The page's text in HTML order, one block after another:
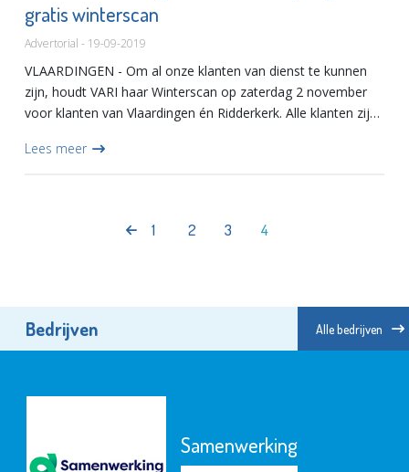
gratis winterscan
Advertorial - 19-09-2019
VLAARDINGEN - Om al onze klanten van dienst te kunnen
zijn, houdt VARI haar Winterscan op zaterdag 2 november
voor klanten van Vlaardingen én Ridderkerk. Alle klanten zijn
Lees meer
1 2 3 4
Bedrijven Alle bedrijven
Samenwerking